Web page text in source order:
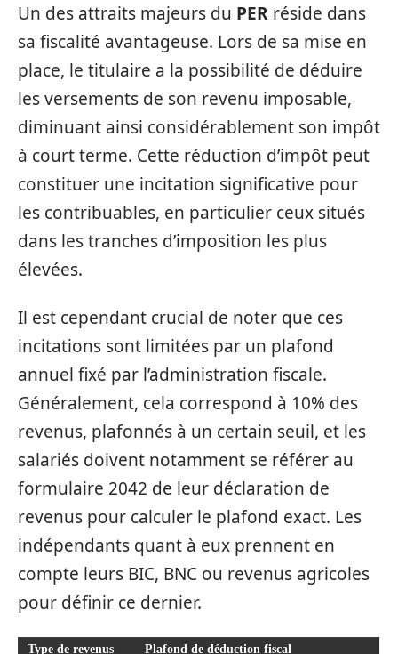
Un des attraits majeurs du PER réside dans
sa fiscalité avantageuse. Lors de sa mise en
place, le titulaire a la possibilité de déduire
les versements de son revenu imposable,
diminuant ainsi considérablement son impôt
à court terme. Cette réduction d’impôt peut
constituer une incitation significative pour
les contribuables, en particulier ceux situés
dans les tranches d’imposition les plus
élevées.
Il est cependant crucial de noter que ces
incitations sont limitées par un plafond
annuel fixé par l’administration fiscale.
Généralement, cela correspond à 10% des
revenus, plafonnés à un certain seuil, et les
salariés doivent notamment se référer au
formulaire 2042 de leur déclaration de
revenus pour calculer le plafond exact. Les
indépendants quant à eux prennent en
compte leurs BIC, BNC ou revenus agricoles
pour définir ce dernier.
Type de revenus Plafond de déduction fiscal